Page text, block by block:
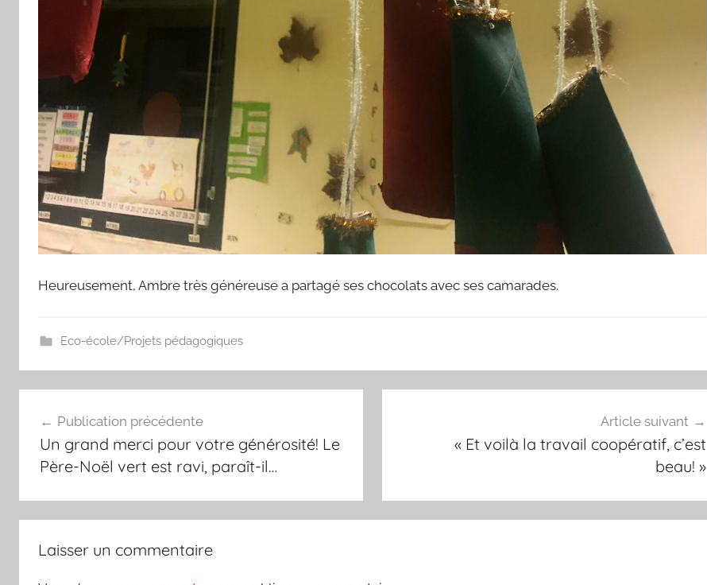
Heureusement, Ambre très généreuse a partagé ses chocolats avec ses camarades.
Eco-école/Projets pédagogiques
de
l’article
Publication précédente
Un grand merci pour votre générosité! Le
Père-Noël vert est ravi, paraît-il…
Article suivant
« Et voilà la travail coopératif, c’est
beau! »
Laisser un commentaire